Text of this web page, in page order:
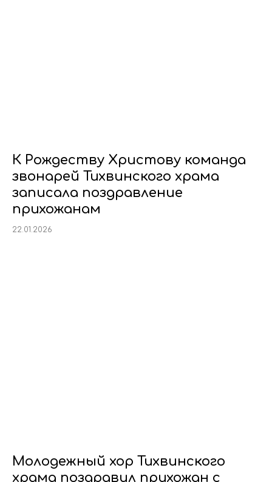
К Рождеству Христову команда
звонарей Тихвинского храма
записала поздравление
прихожанам
22.01.2026
Молодежный хор Тихвинского
храма поздравил прихожан с